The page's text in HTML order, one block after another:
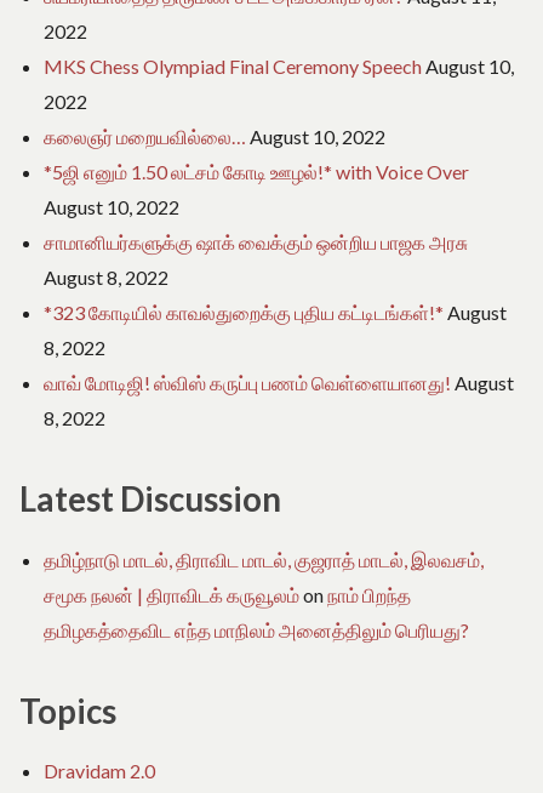
2022
MKS Chess Olympiad Final Ceremony SpeechAugust 10,
2022
கலைஞர் மறையவில்லை… August 10, 2022
*5ஜி எனும் 1.50 லட்சம் கோடி ஊழல்!* with Voice Over
August 10, 2022
சாமானியர்களுக்கு ஷாக் வைக்கும் ஒன்றிய பாஜக அரசு
August 8, 2022
*323 கோடியில் காவல்துறைக்கு புதிய கட்டிடங்கள்!* August
8, 2022
வாவ் மோடிஜி! ஸ்விஸ் கருப்பு பணம் வெள்ளையானது! August
8, 2022
Latest Discussion
தமிழ்நாடு மாடல், திராவிட மாடல், குஜராத் மாடல், இலவசம்,
சமூக நலன் | திராவிடக் கருவூலம்onநாம் பிறந்த
தமிழகத்தைவிட எந்த மாநிலம் அனைத்திலும் பெரியது?
Topics
Dravidam 2.0